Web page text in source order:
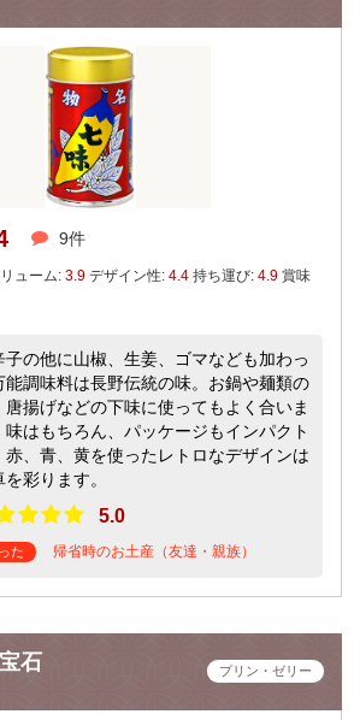
9件
ューム: 3.9 デザイン性: 4.4 持ち運び: 4.9 賞味
子の他に山椒、生姜、ゴマなども加わっ
能調味料は長野伝統の味。お鍋や麺類の
唐揚げなどの下味に使ってもよく合いま
味はもちろん、パッケージもインパクト
赤、青、黄を使ったレトロなデザインは
を彩ります。
5.0
た 帰省時のお土産（友達・親族）
石 プリン・ゼリー